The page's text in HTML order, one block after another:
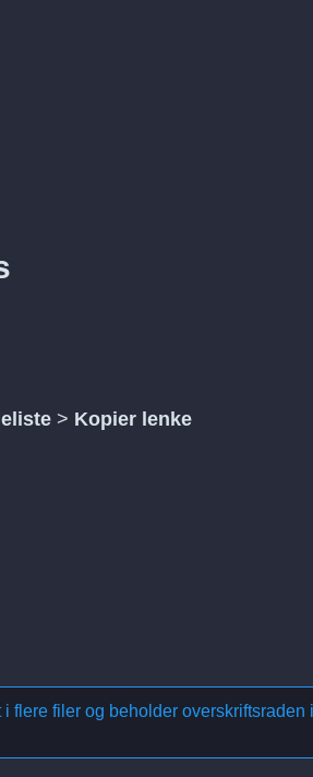
> Kopier lenke
flere filer og beholder overskriftsraden